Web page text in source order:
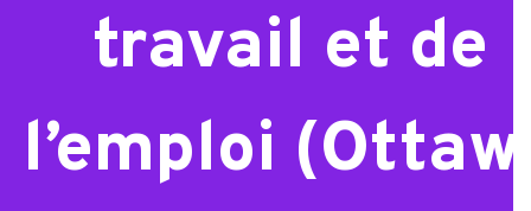
travail et de
l’emploi